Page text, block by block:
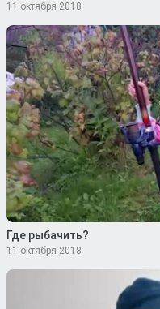
11 октября 2018
Где рыбачить?
11 октября 2018